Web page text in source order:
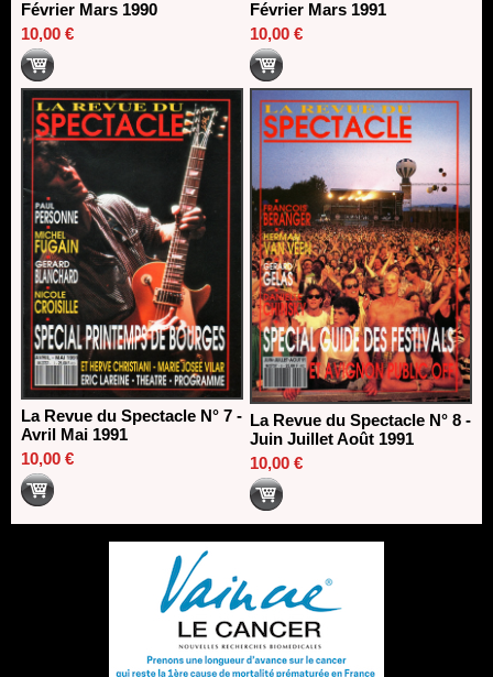
Février Mars 1990
10,00 €
Février Mars 1991
10,00 €
La Revue du Spectacle N° 7 -
Avril Mai 1991
10,00 €
La Revue du Spectacle N° 8 -
Juin Juillet Août 1991
10,00 €